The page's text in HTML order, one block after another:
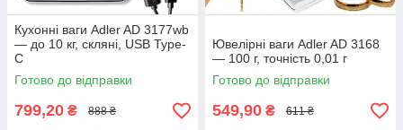
Кухонні ваги Adler AD 3177wb
— до 10 кг, скляні, USB Type-
C
Готово до відправки
799,20 ₴ 888 ₴
Ювелірні ваги Adler AD 3168
— 100 г, точність 0,01 г
Готово до відправки
549,90 ₴ 611 ₴